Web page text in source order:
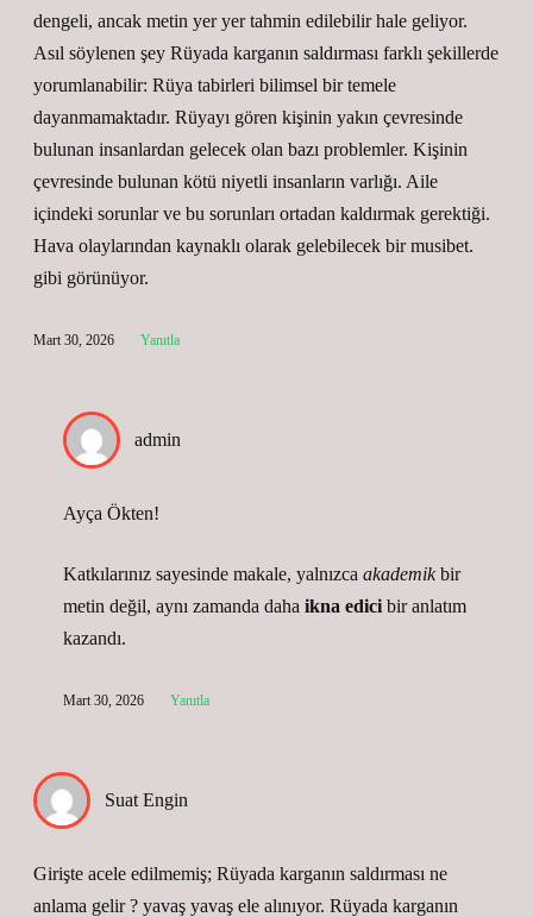
dengeli, ancak metin yer yer tahmin edilebilir hale geliyor.
Asıl söylenen şey Rüyada karganın saldırması farklı şekillerde
yorumlanabilir: Rüya tabirleri bilimsel bir temele
dayanmamaktadır. Rüyayı gören kişinin yakın çevresinde
bulunan insanlardan gelecek olan bazı problemler. Kişinin
çevresinde bulunan kötü niyetli insanların varlığı. Aile
içindeki sorunlar ve bu sorunları ortadan kaldırmak gerektiği.
Hava olaylarından kaynaklı olarak gelebilecek bir musibet.
gibi görünüyor.
Mart 30, 2026 Yanıtla
admin
Ayça Ökten!
Katkılarınız sayesinde makale, yalnızca akademikbir
metin değil, aynı zamanda daha ikna edici bir anlatım
kazandı.
Mart 30, 2026 Yanıtla
Suat Engin
Girişte acele edilmemiş; Rüyada karganın saldırması ne
anlama gelir ? yavaş yavaş ele alınıyor. Rüyada karganın